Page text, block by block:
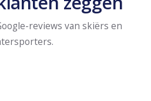
reviews van skiërs en